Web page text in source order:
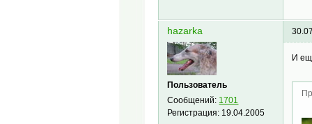
hazarka
Пользователь
Сообщений: 1701
Регистрация: 19.04.2005
И